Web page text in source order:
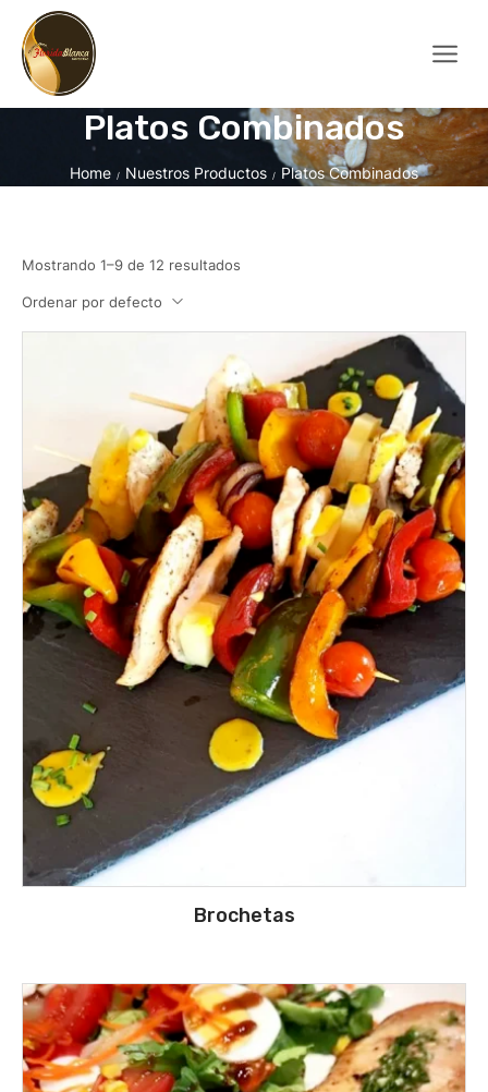
Platos Combinados
Home / Nuestros Productos / Platos Combinados
Mostrando 1–9 de 12 resultados
Ordenar por defecto
Brochetas